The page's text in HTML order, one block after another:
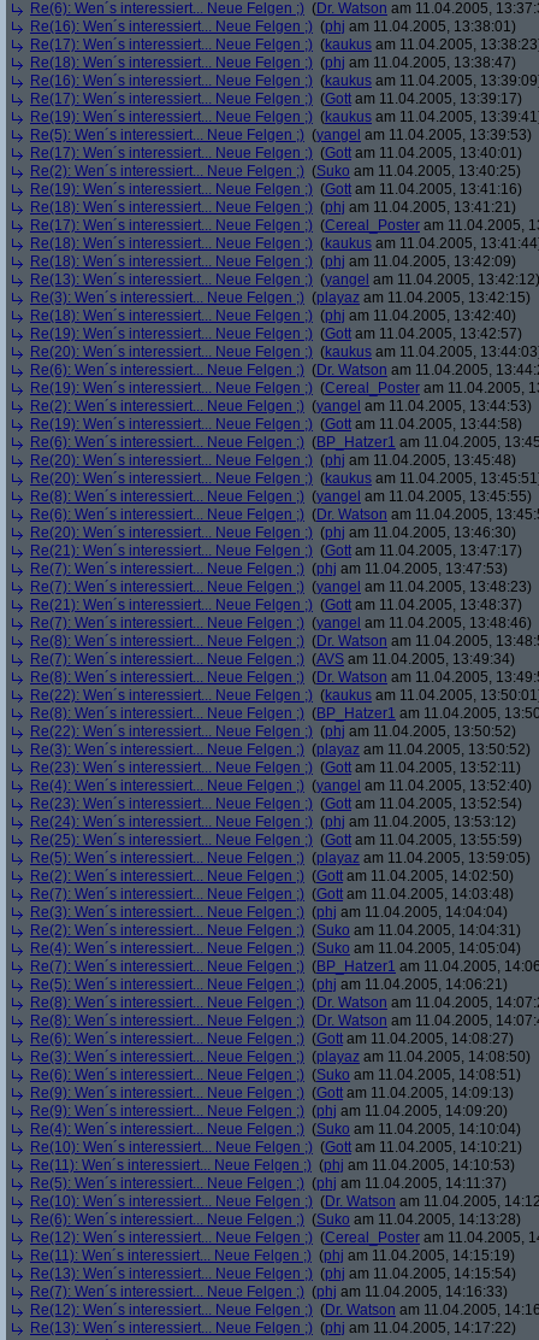
Re(6): Wen´s interessiert... Neue Felgen ;) (Dr. Watson am 11.04.2005,
Re(16): Wen´s interessiert... Neue Felgen ;) (phj am 11.04.2005, 13:38:01)
Re(17): Wen´s interessiert... Neue Felgen ;) (kaukus am 11.04.2005,
Re(18): Wen´s interessiert... Neue Felgen ;) (phj am 11.04.2005, 13:38:47)
Re(16): Wen´s interessiert... Neue Felgen ;) (kaukus am 11.04.2005,
Re(17): Wen´s interessiert... Neue Felgen ;) (Gott am 11.04.2005, 13:39:17)
Re(19): Wen´s interessiert... Neue Felgen ;) (kaukus am 11.04.2005,
Re(5): Wen´s interessiert... Neue Felgen ;) (yangel am 11.04.2005, 13:39:53)
Re(17): Wen´s interessiert... Neue Felgen ;) (Gott am 11.04.2005, 13:40:01)
Re(2): Wen´s interessiert... Neue Felgen ;) (Suko am 11.04.2005, 13:40:25)
Re(19): Wen´s interessiert... Neue Felgen ;) (Gott am 11.04.2005, 13:41:16)
Re(18): Wen´s interessiert... Neue Felgen ;) (phj am 11.04.2005, 13:41:21)
Re(17): Wen´s interessiert... Neue Felgen ;) (Cereal_Poster am 11.04.2005,
Re(18): Wen´s interessiert... Neue Felgen ;) (kaukus am 11.04.2005,
Re(18): Wen´s interessiert... Neue Felgen ;) (phj am 11.04.2005, 13:42:09)
Re(13): Wen´s interessiert... Neue Felgen ;) (yangel am 11.04.2005, 13:42:12)
Re(3): Wen´s interessiert... Neue Felgen ;) (playaz am 11.04.2005, 13:42:15)
Re(18): Wen´s interessiert... Neue Felgen ;) (phj am 11.04.2005, 13:42:40)
Re(19): Wen´s interessiert... Neue Felgen ;) (Gott am 11.04.2005, 13:42:57)
Re(20): Wen´s interessiert... Neue Felgen ;) (kaukus am 11.04.2005,
Re(6): Wen´s interessiert... Neue Felgen ;) (Dr. Watson am 11.04.2005,
Re(19): Wen´s interessiert... Neue Felgen ;) (Cereal_Poster am 11.04.2005,
Re(2): Wen´s interessiert... Neue Felgen ;) (yangel am 11.04.2005, 13:44:53)
Re(19): Wen´s interessiert... Neue Felgen ;) (Gott am 11.04.2005, 13:44:58)
Re(6): Wen´s interessiert... Neue Felgen ;) (BP_Hatzer1 am 11.04.2005,
Re(20): Wen´s interessiert... Neue Felgen ;) (phj am 11.04.2005, 13:45:48)
Re(20): Wen´s interessiert... Neue Felgen ;) (kaukus am 11.04.2005,
Re(8): Wen´s interessiert... Neue Felgen ;) (yangel am 11.04.2005, 13:45:55)
Re(6): Wen´s interessiert... Neue Felgen ;) (Dr. Watson am 11.04.2005,
Re(20): Wen´s interessiert... Neue Felgen ;) (phj am 11.04.2005, 13:46:30)
Re(21): Wen´s interessiert... Neue Felgen ;) (Gott am 11.04.2005, 13:47:17)
Re(7): Wen´s interessiert... Neue Felgen ;) (phj am 11.04.2005, 13:47:53)
Re(7): Wen´s interessiert... Neue Felgen ;) (yangel am 11.04.2005, 13:48:23)
Re(21): Wen´s interessiert... Neue Felgen ;) (Gott am 11.04.2005, 13:48:37)
Re(7): Wen´s interessiert... Neue Felgen ;) (yangel am 11.04.2005, 13:48:46)
Re(8): Wen´s interessiert... Neue Felgen ;) (Dr. Watson am 11.04.2005,
Re(7): Wen´s interessiert... Neue Felgen ;) (AVS am 11.04.2005, 13:49:34)
Re(8): Wen´s interessiert... Neue Felgen ;) (Dr. Watson am 11.04.2005,
Re(22): Wen´s interessiert... Neue Felgen ;) (kaukus am 11.04.2005,
Re(8): Wen´s interessiert... Neue Felgen ;) (BP_Hatzer1 am 11.04.2005,
Re(22): Wen´s interessiert... Neue Felgen ;) (phj am 11.04.2005, 13:50:52)
Re(3): Wen´s interessiert... Neue Felgen ;) (playaz am 11.04.2005, 13:50:52)
Re(23): Wen´s interessiert... Neue Felgen ;) (Gott am 11.04.2005, 13:52:11)
Re(4): Wen´s interessiert... Neue Felgen ;) (yangel am 11.04.2005, 13:52:40)
Re(23): Wen´s interessiert... Neue Felgen ;) (Gott am 11.04.2005, 13:52:54)
Re(24): Wen´s interessiert... Neue Felgen ;) (phj am 11.04.2005, 13:53:12)
Re(25): Wen´s interessiert... Neue Felgen ;) (Gott am 11.04.2005, 13:55:59)
Re(5): Wen´s interessiert... Neue Felgen ;) (playaz am 11.04.2005, 13:59:05)
Re(2): Wen´s interessiert... Neue Felgen ;) (Gott am 11.04.2005, 14:02:50)
Re(7): Wen´s interessiert... Neue Felgen ;) (Gott am 11.04.2005, 14:03:48)
Re(3): Wen´s interessiert... Neue Felgen ;) (phj am 11.04.2005, 14:04:04)
Re(2): Wen´s interessiert... Neue Felgen ;) (Suko am 11.04.2005, 14:04:31)
Re(4): Wen´s interessiert... Neue Felgen ;) (Suko am 11.04.2005, 14:05:04)
Re(7): Wen´s interessiert... Neue Felgen ;) (BP_Hatzer1 am 11.04.2005,
Re(5): Wen´s interessiert... Neue Felgen ;) (phj am 11.04.2005, 14:06:21)
Re(8): Wen´s interessiert... Neue Felgen ;) (Dr. Watson am 11.04.2005,
Re(8): Wen´s interessiert... Neue Felgen ;) (Dr. Watson am 11.04.2005,
Re(6): Wen´s interessiert... Neue Felgen ;) (Gott am 11.04.2005, 14:08:27)
Re(3): Wen´s interessiert... Neue Felgen ;) (playaz am 11.04.2005, 14:08:50)
Re(6): Wen´s interessiert... Neue Felgen ;) (Suko am 11.04.2005, 14:08:51)
Re(9): Wen´s interessiert... Neue Felgen ;) (Gott am 11.04.2005, 14:09:13)
Re(9): Wen´s interessiert... Neue Felgen ;) (phj am 11.04.2005, 14:09:20)
Re(4): Wen´s interessiert... Neue Felgen ;) (Suko am 11.04.2005, 14:10:04)
Re(10): Wen´s interessiert... Neue Felgen ;) (Gott am 11.04.2005, 14:10:21)
Re(11): Wen´s interessiert... Neue Felgen ;) (phj am 11.04.2005, 14:10:53)
Re(5): Wen´s interessiert... Neue Felgen ;) (phj am 11.04.2005, 14:11:37)
Re(10): Wen´s interessiert... Neue Felgen ;) (Dr. Watson am 11.04.2005,
Re(6): Wen´s interessiert... Neue Felgen ;) (Suko am 11.04.2005, 14:13:28)
Re(12): Wen´s interessiert... Neue Felgen ;) (Cereal_Poster am 11.04.2005,
Re(11): Wen´s interessiert... Neue Felgen ;) (phj am 11.04.2005, 14:15:19)
Re(13): Wen´s interessiert... Neue Felgen ;) (phj am 11.04.2005, 14:15:54)
Re(7): Wen´s interessiert... Neue Felgen ;) (phj am 11.04.2005, 14:16:33)
Re(12): Wen´s interessiert... Neue Felgen ;) (Dr. Watson am 11.04.2005,
Re(13): Wen´s interessiert... Neue Felgen ;) (phj am 11.04.2005, 14:17:22)